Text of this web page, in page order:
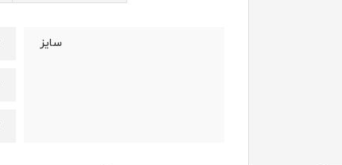
سایز